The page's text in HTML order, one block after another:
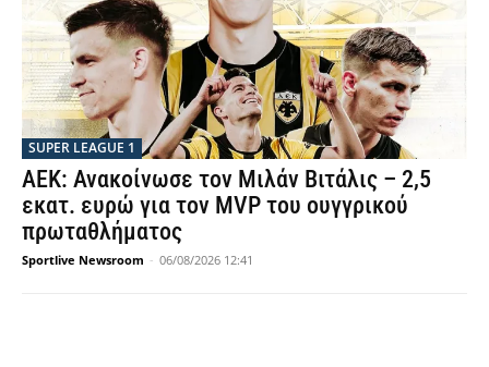
SUPER LEAGUE 1
ΑΕΚ: Ανακοίνωσε τον Μιλάν Βιτάλις – 2,5
εκατ. ευρώ για τον MVP του ουγγρικού
πρωταθλήματος
Sportlive Newsroom - 06/08/2026 12:41